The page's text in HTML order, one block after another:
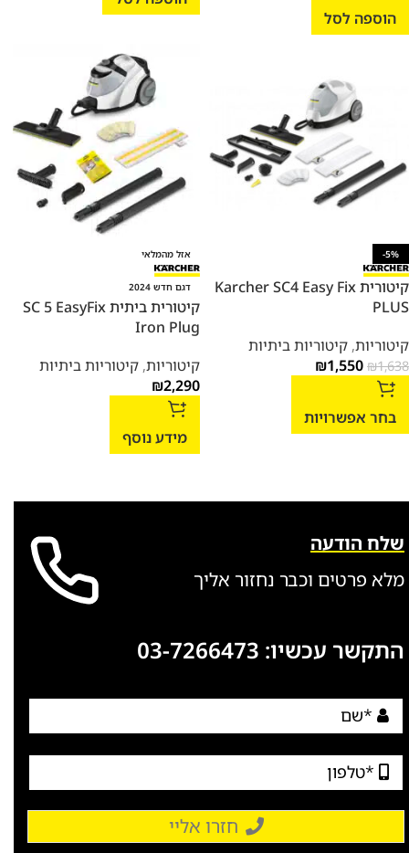
הוספה לסל
-5%
קיטורית Karcher SC4 Easy Fix
PLUS
קיטוריות, קיטוריות ביתיות
₪1,638
₪1,550
בחר אפשרויות
אזל מהמלאי
דגם חדש 2024
קיטורית ביתית SC 5 EasyFix
Iron Plug
קיטוריות, קיטוריות ביתיות
₪2,290
מידע נוסף
שלח הודעה
מלא פרטים וכבר נחזור אליך
התקשר עכשיו: 03-7266473
חזרו אליי